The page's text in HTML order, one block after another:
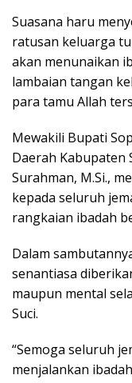
Suasana haru
ratusan keluarga
akan menunaikan
lambaian tangan
para tamu Allah
Mewakili Bupati
Daerah Kabupaten
Surahman, M.Si.,
kepada seluruh
rangkaian ibadah
Dalam
senantiasa
maupun mental
Suci.
“Semoga seluruh
menjalankan